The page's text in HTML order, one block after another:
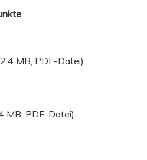
MB, PDF-Datei)
MB, PDF-Datei)